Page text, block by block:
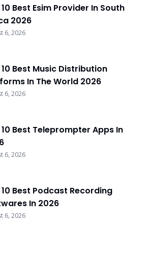
Best Esim Provider In South
2026
6, 2026
Best Music Distribution
In The World 2026
6, 2026
Best Teleprompter Apps In
6, 2026
Best Podcast Recording
In 2026
6, 2026